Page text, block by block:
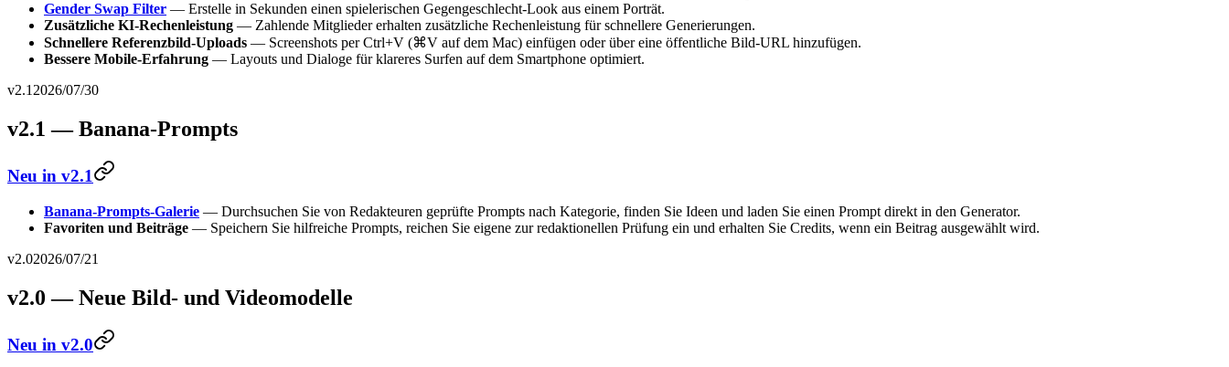
Gender Swap Filter — Erstelle in Sekunden einen spielerischen Gegengeschlecht-Look aus einem Porträt.
Zusätzliche KI-Rechenleistung — Zahlende Mitglieder erhalten zusätzliche Rechenleistung für schnellere Generierungen.
Schnellere Referenzbild-Uploads — Screenshots per Ctrl+V (⌘V auf dem Mac) einfügen oder über eine öffentliche Bild-URL hinzufügen.
Bessere Mobile-Erfahrung — Layouts und Dialoge für klareres Surfen auf dem Smartphone optimiert.
v2.12026/07/30
v2.1 — Banana-Prompts
Neu in v2.1
Banana-Prompts-Galerie — Durchsuchen Sie von Redakteuren geprüfte Prompts nach Kategorie, finden Sie Ideen und laden Sie einen Prompt direkt in den Generator.
Favoriten und Beiträge — Speichern Sie hilfreiche Prompts, reichen Sie eigene zur redaktionellen Prüfung ein und erhalten Sie Credits, wenn ein Beitrag ausgewählt wird.
v2.02026/07/21
v2.0 — Neue Bild- und Videomodelle
Neu in v2.0